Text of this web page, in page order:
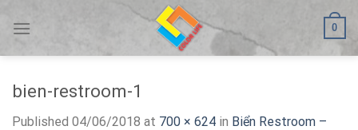
0
bien-restroom-1
Published 04/06/2018 at 700 × 624 in Biển Restroom –